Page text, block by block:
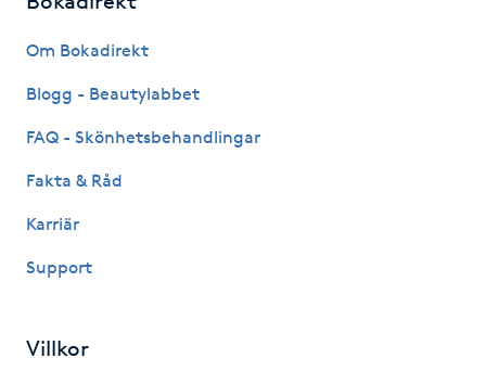
Kiropraktik
Klangmassage
Klippning
Klippning & Slingor
Koppningsmassage
Om Bokadirekt
Blogg - Beautylabbet
FAQ - Skönhetsbehandlingar
Fakta & Råd
Karriär
Support
Villkor